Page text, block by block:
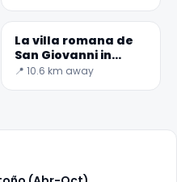
La villa romana de
San Giovanni in
Palco
📍 10.6 km away